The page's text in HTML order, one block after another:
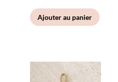
Ajouter au panier